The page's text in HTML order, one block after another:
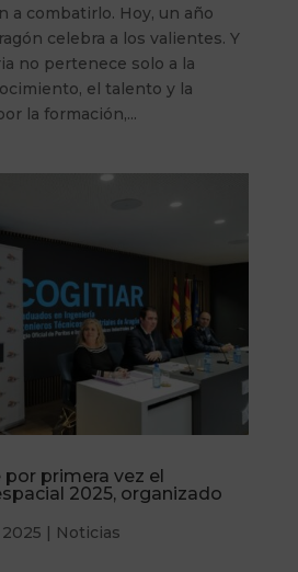
a combatirlo. Hoy, un año
celebra a los valientes. Y
no pertenece solo a la
el talento y la
la formación,...
primera vez el
2025, organizado
| Noticias